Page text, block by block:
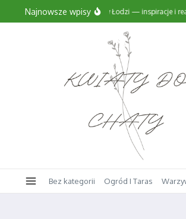
Najnowsze wpisy
Projekty ogrodów w Łodzi — inspiracje i realizacje
Bez kategorii Ogród I Taras